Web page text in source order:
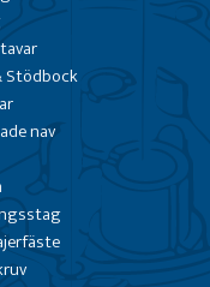
Stödbock
nav